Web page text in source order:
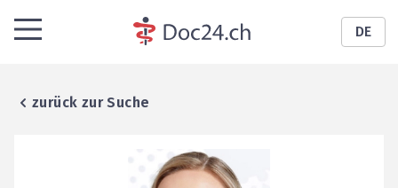
DE
zurück zur Suche